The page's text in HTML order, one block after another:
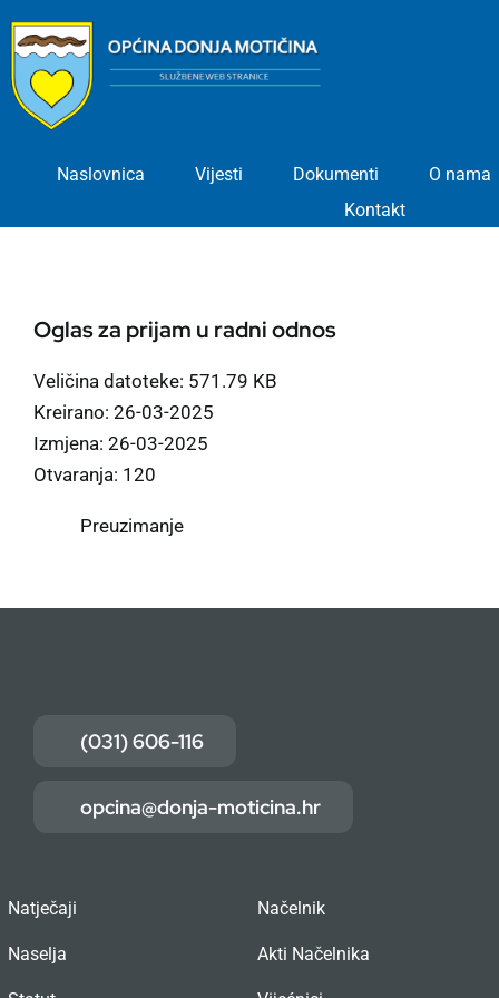
content
Naslovnica Vijesti Dokumenti
O nama
Kontakt
Oglas za prijam u radni odnos
Veličina datoteke: 571.79 KB
Kreirano: 26-03-2025
Izmjena: 26-03-2025
Otvaranja: 120
Preuzimanje
(031) 606-116
opcina@donja-moticina.hr
Natječaji
Naselja
Načelnik
Akti Načelnika